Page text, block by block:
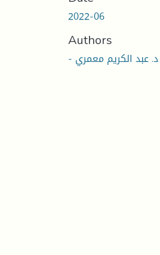
2022-06
Authors
عبد الكريم معمري